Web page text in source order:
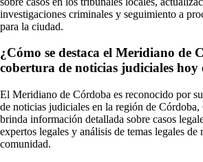
investigaciones criminales y seguimiento a
para la ciudad.
¿Cómo se destaca el Meridiano de
cobertura de noticias judiciales hoy
El Meridiano de Córdoba es reconocido por
de noticias judiciales en la región de
brinda información detallada sobre casos
expertos legales y análisis de temas legales de
comunidad.